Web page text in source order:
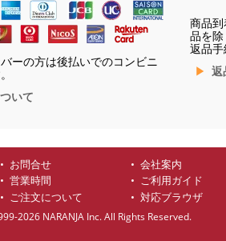
ーの方は後払いでのコンビニ
いて
商品
品を除
返品手
返
お問合せ 会社案内
営業時間
ご利用ガイド
ご注文について
対応ブラウザ
2026 NARANJA Inc. All Rights Reserved.